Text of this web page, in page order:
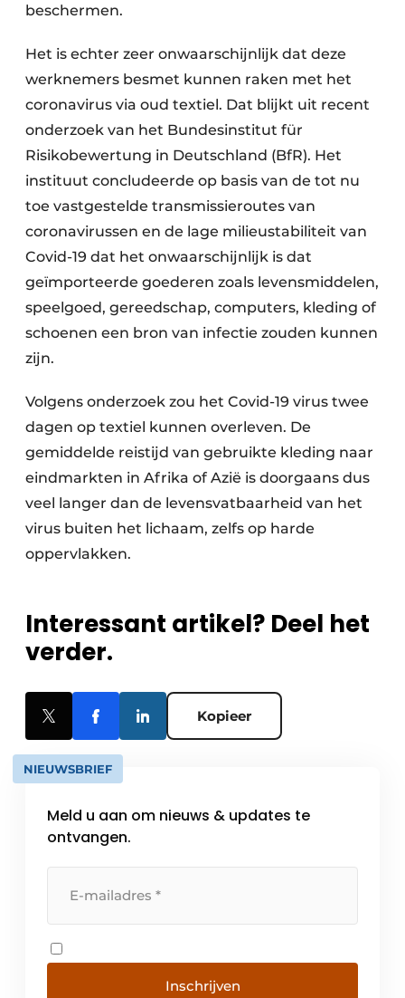
Glasrecyclage
Houtafval
Medisch afval
Metaalrecyclage
Papierafval
Textielrecyclage
beschermen.
Het is echter zeer onwaarschijnlijk dat deze
werknemers besmet kunnen raken met het
coronavirus via oud textiel. Dat blijkt uit recent
onderzoek van het Bundesinstitut für
Risikobewertung in Deutschland (BfR). Het
instituut concludeerde op basis van de tot nu
toe vastgestelde transmissieroutes van
coronavirussen en de lage milieustabiliteit van
Covid-19 dat het onwaarschijnlijk is dat
geïmporteerde goederen zoals levensmiddelen,
speelgoed, gereedschap, computers, kleding of
schoenen een bron van infectie zouden kunnen
zijn.
Volgens onderzoek zou het Covid-19 virus twee
dagen op textiel kunnen overleven. De
gemiddelde reistijd van gebruikte kleding naar
eindmarkten in Afrika of Azië is doorgaans dus
veel langer dan de levensvatbaarheid van het
virus buiten het lichaam, zelfs op harde
oppervlakken.
Interessant artikel? Deel het
verder.
Kopieer
NIEUWSBRIEF
Meld u aan om nieuws & updates te
ontvangen.
Inschrijven